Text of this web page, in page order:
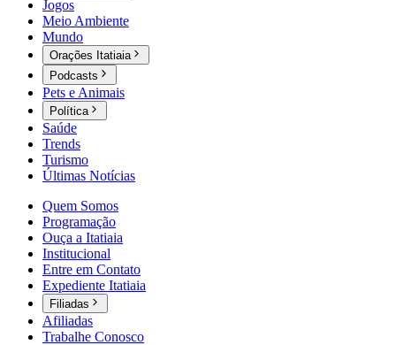
Jogos
Meio Ambiente
Mundo
Orações Itatiaia
Podcasts
Pets e Animais
Política
Saúde
Trends
Turismo
Últimas Notícias
Quem Somos
Programação
Ouça a Itatiaia
Institucional
Entre em Contato
Expediente Itatiaia
Filiadas
Afiliadas
Trabalhe Conosco